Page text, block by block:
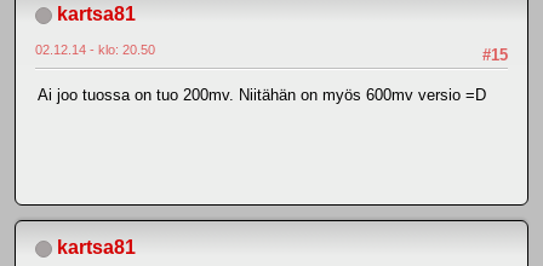
kartsa81
#15
02.12.14 - klo: 20.50
Ai joo tuossa on tuo 200mv. Niitähän on myös 600mv versio =D
kartsa81